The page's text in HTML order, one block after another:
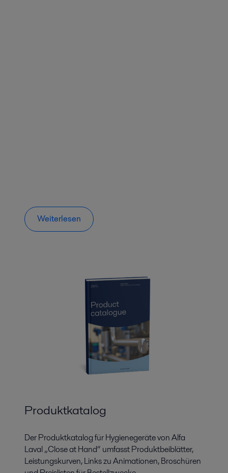
Weiterlesen
Produktkatalog
Der Produktkatalog für Hygienegeräte von Alfa
Laval „Close at Hand“ umfasst Produktbeiblätter,
Leistungskurven, Links zu Animationen, Broschüren